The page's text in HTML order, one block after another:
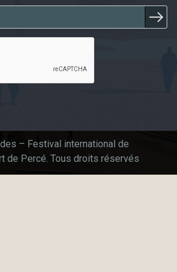
– Festival international de
de Percé. Tous droits réservés